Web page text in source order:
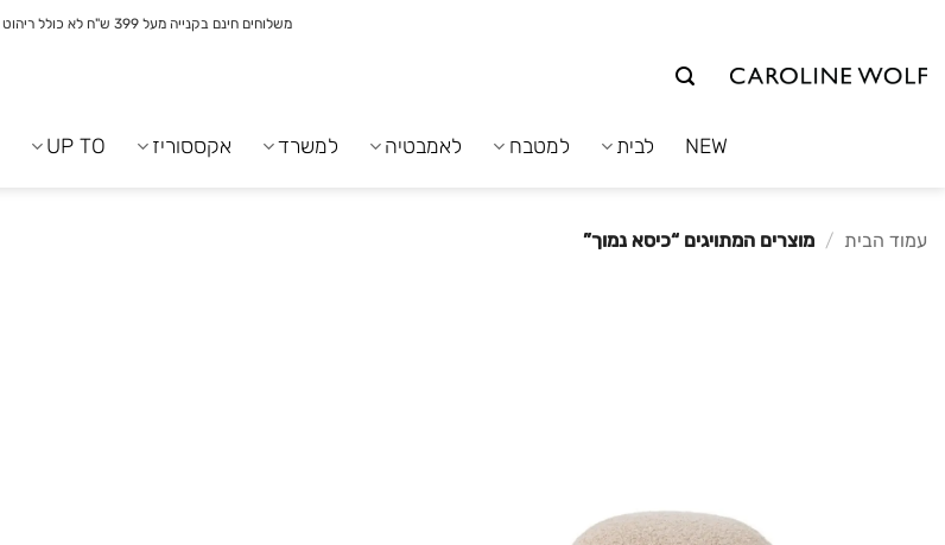
משלוחים חינם בקנייה מעל 399 ש"ח לא כולל ריהוט
NEW לבית למטבח לאמבטיה למשרד אקססוריז UP TO
עמוד הבית / מוצרים המתויגים “כיסא נמוך”